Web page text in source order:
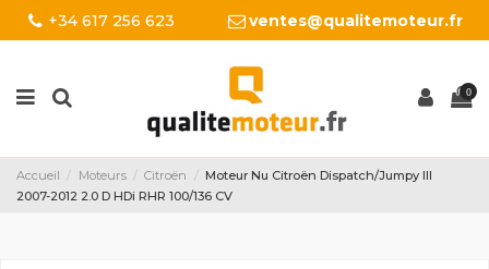
+34 617 256 623 ventes@qualitemoteur.fr
0
Accueil Moteurs Citroën
Moteur Nu Citroën Dispatch/Jumpy III
2007-2012 2.0 D HDi RHR 100/136 CV